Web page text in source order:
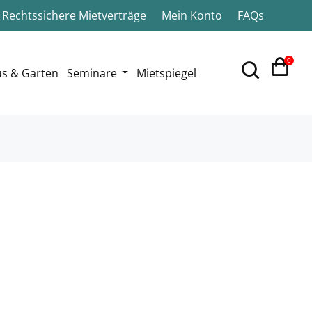
Rechtssichere Mietverträge Mein Konto FAQs
& Garten Seminare Mietspiegel
0